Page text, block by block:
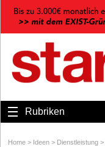
Rubriken
Home > Ideen > Dienstleistung >